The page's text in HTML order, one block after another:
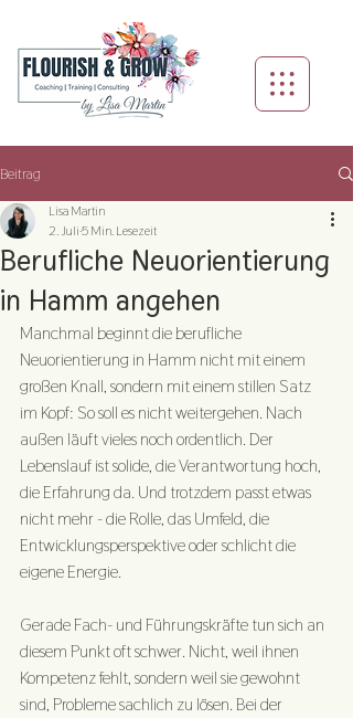
Beitrag
Berufliche Neuorientierung
in Hamm angehen
Lisa Martin
2. Juli5 Min. Lesezeit
Manchmal beginnt die berufliche
Neuorientierung in Hamm nicht mit einem
großen Knall, sondern mit einem stillen Satz
im Kopf: So soll es nicht weitergehen. Nach
außen läuft vieles noch ordentlich. Der
Lebenslauf ist solide, die Verantwortung hoch,
die Erfahrung da. Und trotzdem passt etwas
nicht mehr - die Rolle, das Umfeld, die
Entwicklungsperspektive oder schlicht die
eigene Energie.
Gerade Fach- und Führungskräfte tun sich an
diesem Punkt oft schwer. Nicht, weil ihnen
Kompetenz fehlt, sondern weil sie gewohnt
sind, Probleme sachlich zu lösen. Bei der